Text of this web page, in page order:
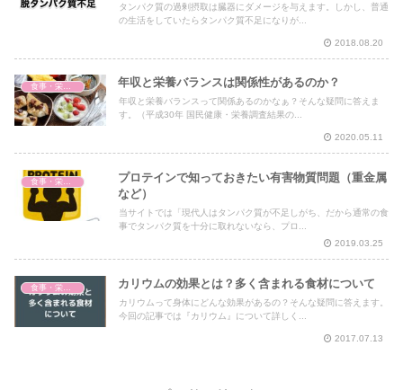
タンパク質の過剰摂取は臓器にダメージを与えます。しかし、普通
の生活をしていたらタンパク質不足になりが...
2018.08.20
食事・栄養・サプリ 年収と栄養バランスは関係性があるのか？
年収と栄養バランスって関係あるのかなぁ？そんな疑問に答えま
す。（平成30年 国民健康・栄養調査結果の...
2020.05.11
食事・栄養・サプリ
プロテインで知っておきたい有害物質問題（重金属
など）
当サイトでは「現代人はタンパク質が不足しがち、だから通常の食
事でタンパク質を十分に取れないなら、プロ...
2019.03.25
食事・栄養・サプリ カリウムの効果とは？多く含まれる食材について
カリウムって身体にどんな効果があるの？そんな疑問に答えます。
今回の記事では『カリウム』について詳しく...
2017.07.13